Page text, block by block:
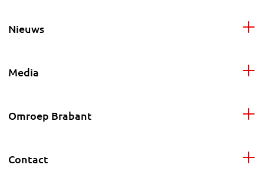
Nieuws
Media
Omroep Brabant
Contact